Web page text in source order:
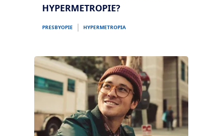
HYPERMETROPIE?
PRESBYOPIE HYPERMETROPIA